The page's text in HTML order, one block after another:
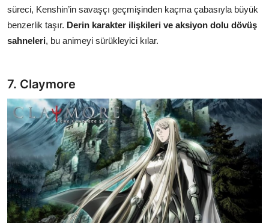
süreci, Kenshin’in savaşçı geçmişinden kaçma çabasıyla büyük
benzerlik taşır. Derin karakter ilişkileri ve aksiyon dolu dövüş
sahneleri, bu animeyi sürükleyici kılar.
7. Claymore